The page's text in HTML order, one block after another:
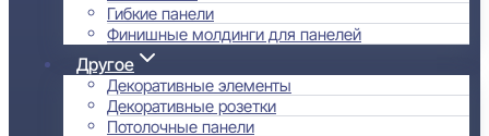
Гибкие панели
Финишные молдинги для панелей
Другое
Декоративные элементы
Декоративные розетки
Потолочные панели